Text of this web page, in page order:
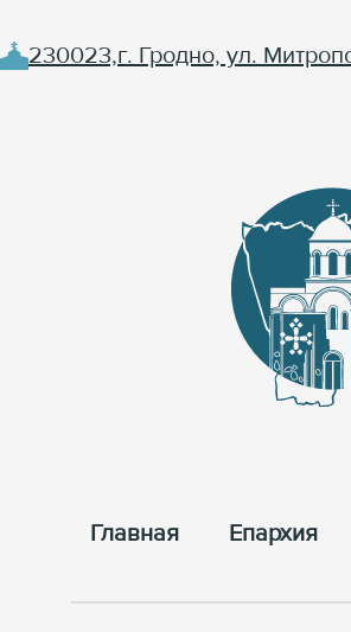
230023,г. Гродно, ул.
Главная Епархия